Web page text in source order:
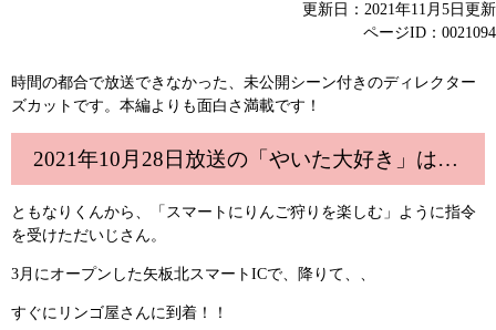
更新日：2021年11月5日更新
ページID：0021094
時間の都合で放送できなかった、未公開シーン付きのディレクター
ズカットです。本編よりも面白さ満載です！
2021年10月28日放送の「やいた大好き」は…
ともなりくんから、「スマートにりんご狩りを楽しむ」ように指令
を受けただいじさん。
3月にオープンした矢板北スマートICで、降りて、、
すぐにリンゴ屋さんに到着！！